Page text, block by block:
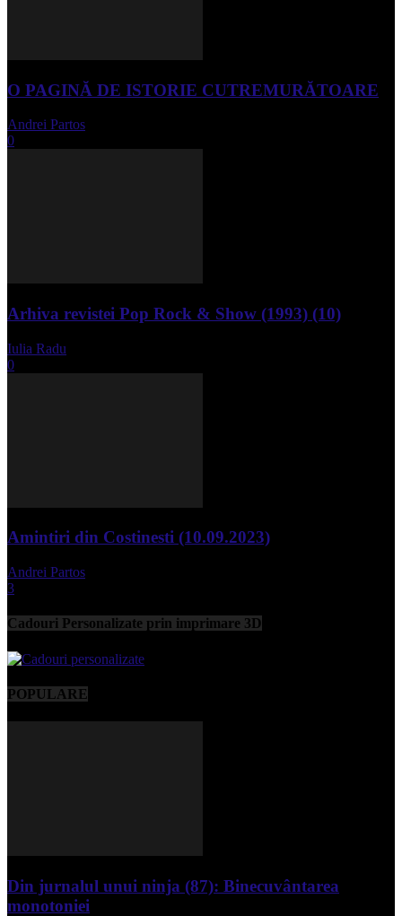
O PAGINĂ DE ISTORIE CUTREMURĂTOARE
Andrei Partos
0
Arhiva revistei Pop Rock & Show (1993) (10)
Iulia Radu
0
Amintiri din Costinesti (10.09.2023)
Andrei Partos
3
Cadouri Personalizate prin imprimare 3D
POPULARE
Din jurnalul unui ninja (87): Binecuvântarea
monotoniei